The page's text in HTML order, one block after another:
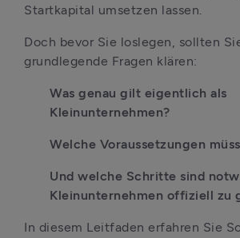
Startkapital umsetzen lassen.
Doch bevor Sie loslegen, sollten
grundlegende Fragen klären:
Was genau gilt eigentlich als
Kleinunternehmen?
Und welche Schritte sind
Kleinunternehmen offiziell zu
In diesem Leitfaden erfahren Sie